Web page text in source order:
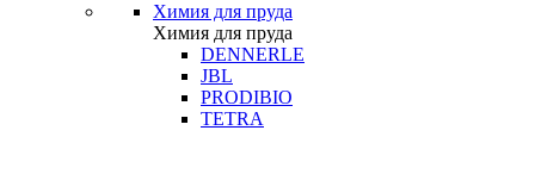
Химия для пруда
Химия для пруда
DENNERLE
JBL
PRODIBIO
TETRA